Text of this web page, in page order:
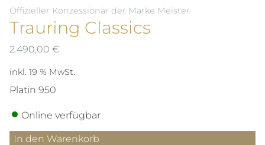
Offizieller Konzessionär der Marke Meister
Trauring Classics
2.490,00 €
inkl. 19 % MwSt.
Platin 950
Online verfügbar
Trauring
In den Warenkorb